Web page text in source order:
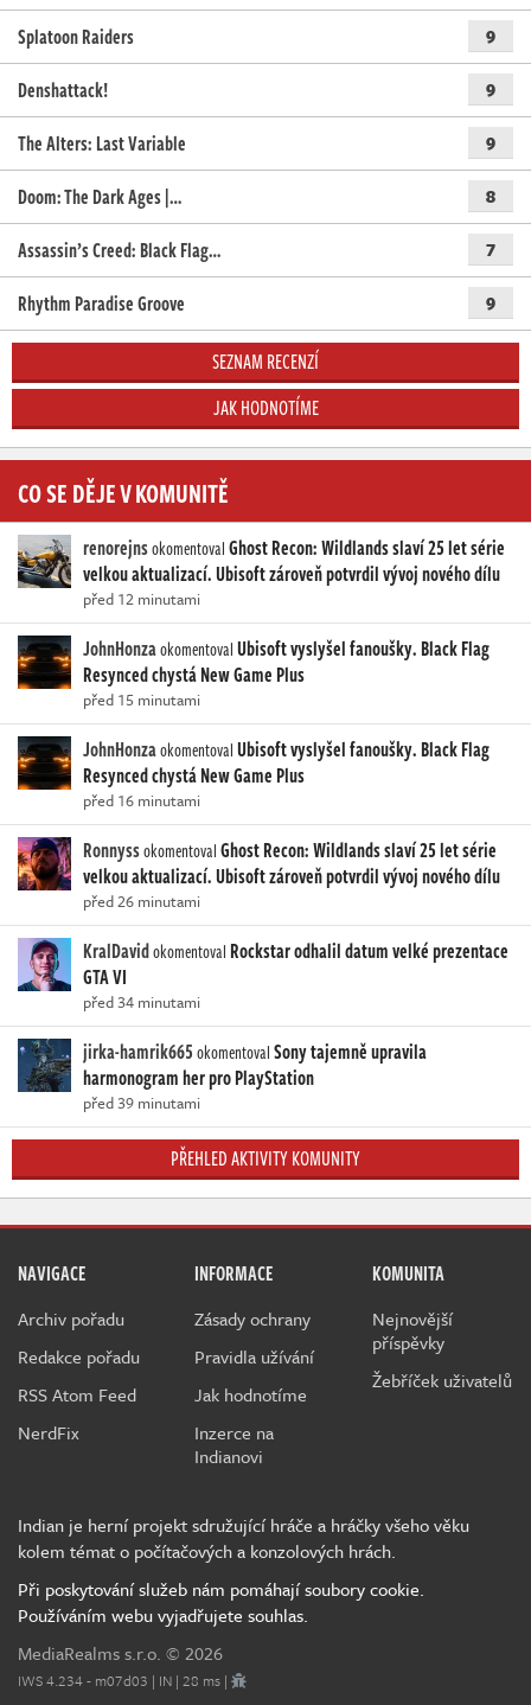
Splatoon Raiders 9
Denshattack! 9
The Alters: Last Variable 9
Doom: The Dark Ages |… 8
Assassin’s Creed: Black Flag… 7
Rhythm Paradise Groove 9
SEZNAM RECENZÍ
JAK HODNOTÍME
CO SE DĚJE V KOMUNITĚ
renorejnsokomentovalGhost Recon: Wildlands slaví 25 let série
velkou aktualizací. Ubisoft zároveň potvrdil vývoj nového dílu
před 12 minutami
JohnHonzaokomentovalUbisoft vyslyšel fanoušky. Black Flag
Resynced chystá New Game Plus
před 15 minutami
JohnHonzaokomentovalUbisoft vyslyšel fanoušky. Black Flag
Resynced chystá New Game Plus
před 16 minutami
RonnyssokomentovalGhost Recon: Wildlands slaví 25 let série
velkou aktualizací. Ubisoft zároveň potvrdil vývoj nového dílu
před 26 minutami
KralDavidokomentoval Rockstar odhalil datum velké prezentace
GTA VI
před 34 minutami
jirka-hamrik665okomentovalSony tajemně upravila
harmonogram her pro PlayStation
před 39 minutami
PŘEHLED AKTIVITY KOMUNITY
NAVIGACE
Archiv pořadu
Redakce pořadu
RSS Atom Feed
NerdFix
INFORMACE
Zásady ochrany
Pravidla užívání
Jak hodnotíme
Inzerce na
Indianovi
KOMUNITA
Nejnovější
příspěvky
Žebříček uživatelů
Indian je herní projekt sdružující hráče a hráčky všeho věku
kolem témat o počítačových a konzolových hrách.
Při poskytování služeb nám pomáhají soubory cookie.
Používáním webu vyjadřujete souhlas.
MediaRealms s.r.o. © 2026
IWS 4.234 - m07d03 | IN | 28 ms |